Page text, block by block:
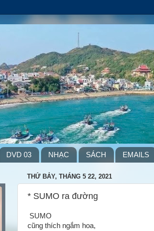
DVD 03 NHẠC SÁCH EMAILS
THỨ BẢY, THÁNG 5 22, 2021
* SUMO ra đường
SUMO
cũng thích ngắm hoa,